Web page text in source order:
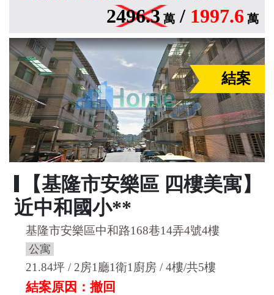
2496.3 萬 / 1997.6 萬
結案
【基隆市安樂區 四樓美寓】
近中和國小**
基隆市安樂區中和路168巷14弄4號4樓
公寓
21.84坪 / 2房1廳1衛1廚房 / 4樓/共5樓
結案原因：撤回